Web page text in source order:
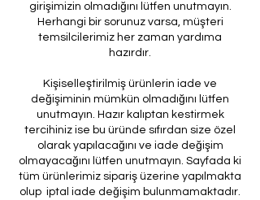
girişimizin olmadığını lütfen unutmayın.
Herhangi bir sorunuz varsa, müşteri
temsilcilerimiz her zaman yardıma
hazırdır.
Kişiselleştirilmiş ürünlerin iade ve
değişiminin mümkün olmadığını lütfen
unutmayın. Hazır kalıptan kestirmek
tercihiniz ise bu üründe sıfırdan size özel
olarak yapılacağını ve iade değişim
olmayacağını lütfen unutmayın. Sayfada ki
tüm ürünlerimiz sipariş üzerine yapılmakta
olup iptal iade değişim bulunmamaktadır.